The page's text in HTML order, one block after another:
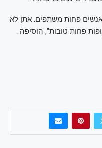
אנשים פחות משתפים. אתן לא
פחות טובות", הוסיפה.